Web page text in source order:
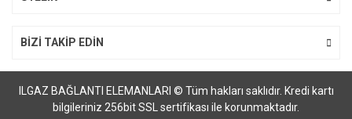
BİZİ TAKİP EDİN
ILGAZ BAĞLANTI ELEMANLARI © Tüm hakları saklıdır. Kredi kartı
bilgileriniz 256bit SSL sertifikası ile korunmaktadır.